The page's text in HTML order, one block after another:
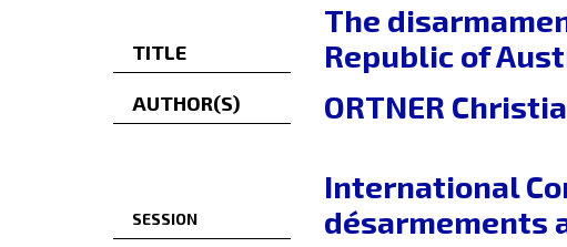
TITLE
The
Republic of
AUTHOR(S) ORTNER
SESSION
International
désarmements